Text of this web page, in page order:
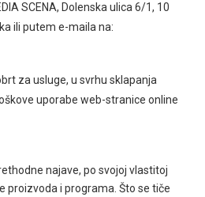
SCENA, Dolenska ulica 6/1, 10
ili putem e-maila na:
za usluge, u svrhu sklapanja
uporabe web-stranice online
najave, po svojoj vlastitoj
proizvoda i programa. Što se tiče